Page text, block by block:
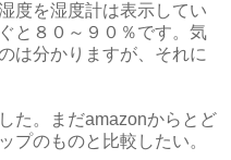
度を湿度計は表示してい
と８０～９０％です。気
は分かりますが、それに
た。まだamazonからとど
プのものと比較したい。